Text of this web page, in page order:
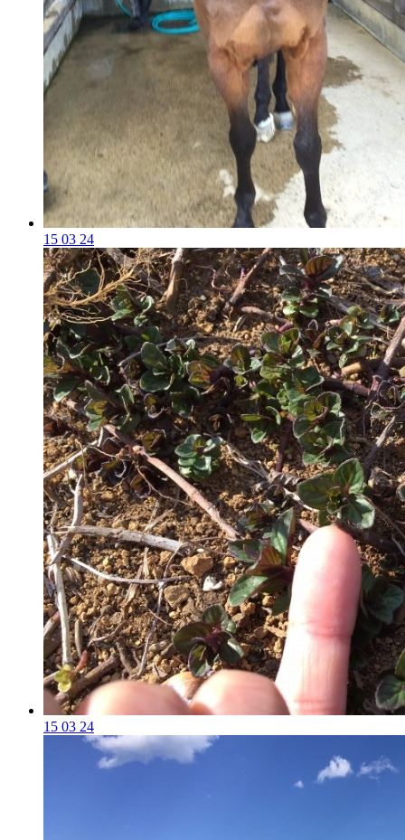
15 03 24
15 03 24